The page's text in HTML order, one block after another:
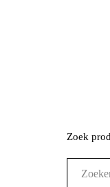
Zoek